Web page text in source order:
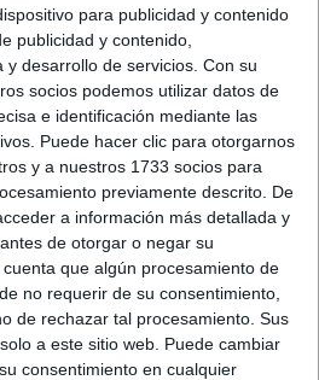
para publicidad y contenido
publicidad y contenido,
desarrollo de servicios. Con su
socios podemos utilizar datos de
e identificación mediante las
Puede hacer clic para otorgarnos
y a nuestros 1733 socios para
previamente descrito. De
a información más detallada y
de otorgar o negar su
cuenta que algún procesamiento de
no requerir de su consentimiento,
de rechazar tal procesamiento. Sus
a este sitio web. Puede cambiar
consentimiento en cualquier
deLaLiga Hypermotion para
próximo domingo,21 de
las caras con la Real
para preguntar a los ceutíes
del Ceuta cerrarán el
este domingo a las16:15 horas